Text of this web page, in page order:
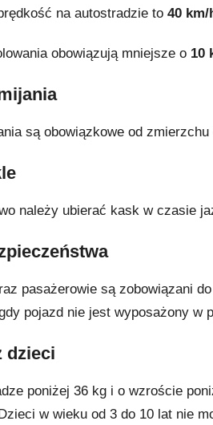
na autostradzie to 40 km/
obowiązują mniejsze o 10
są obowiązkowe od
należy ubierać kask w czasie
pasażerowie są zobowiązani
pojazd nie jest wyposażony w
dzieci
poniżej 36 kg i o wzroście
w wieku od 3 do 10 lat nie